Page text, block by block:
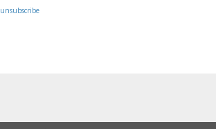
unsubscribe